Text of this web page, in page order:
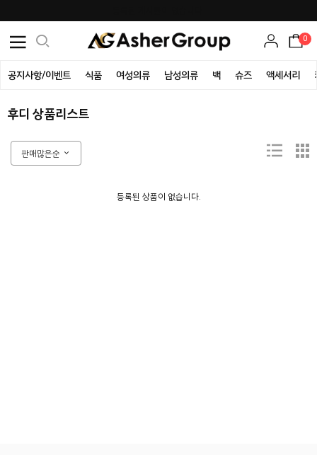
0
공지사항/이벤트 식품 여성의류 남성의류 백 슈즈 액세서리
후디 상품리스트
판매많은순
등록된 상품이 없습니다.